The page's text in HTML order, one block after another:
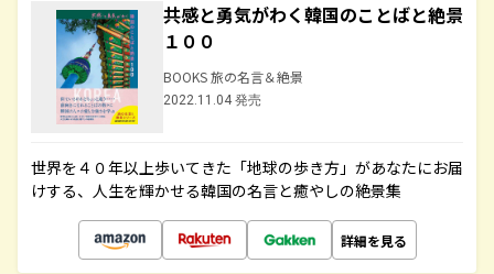
共感と勇気がわく韓国のことばと絶景
１００
BOOKS 旅の名言＆絶景
2022.11.04 発売
世界を４０年以上歩いてきた「地球の歩き方」があなたにお届
けする、人生を輝かせる韓国の名言と癒やしの絶景集
詳細を見る